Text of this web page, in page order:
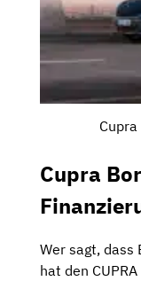
Cupra
Wer sagt,
hat den